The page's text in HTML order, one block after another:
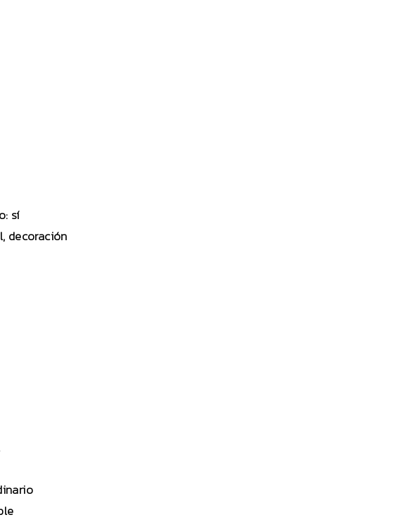
sí
decoración